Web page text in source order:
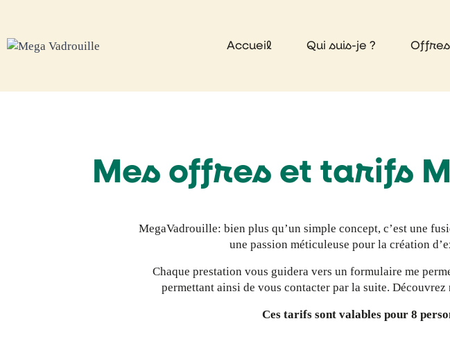
Accueil Qui suis-je ?
Mes offres et tarifs
MegaVadrouille: bien plus qu’un simple concept, c’est une
une passion méticuleuse pour la création
Chaque prestation vous guidera vers un formulaire me
permettant ainsi de vous contacter par la suite.
Ces tarifs sont valables pour 8